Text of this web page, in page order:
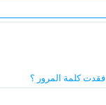
فقدت كلمة المرور ؟